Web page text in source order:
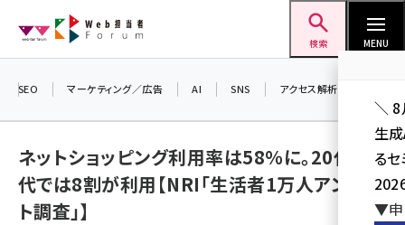
ン
検索 MENU
seo (3528)
SEO マーケティング／広告 AI SNS アクセス解析／データ分析
ネットショッピング利用率は58％に。20代・30
代では8割が利用【NRI「生活者1万人アンケー
ト調査」】
＼ 8
生
る
▼申